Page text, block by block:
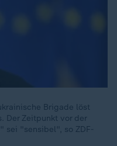
Brigade löst
Der Zeitpunkt vor der
sei "sensibel", so ZDF-